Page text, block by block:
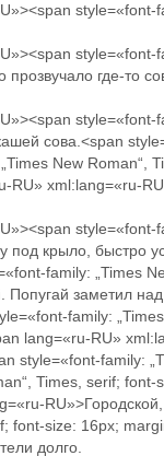
style=«font-
style=«font-
где-то
style=«font-
сова.<span
New Roman“,
RU» xml:lang=«ru-
style=«font-
под крыло, быстро
family: „Times
заметил
family:
lang=«ru-RU»
style=«font-family:
Times, serif;
font-size: 16px;
долго.